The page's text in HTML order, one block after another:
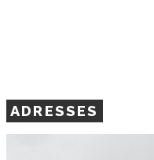
ADRESSES